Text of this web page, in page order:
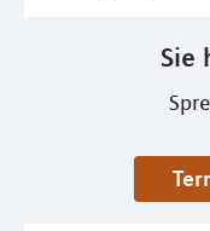
Sie